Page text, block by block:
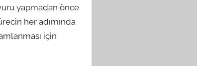
yapmadan önce
her adımında
için